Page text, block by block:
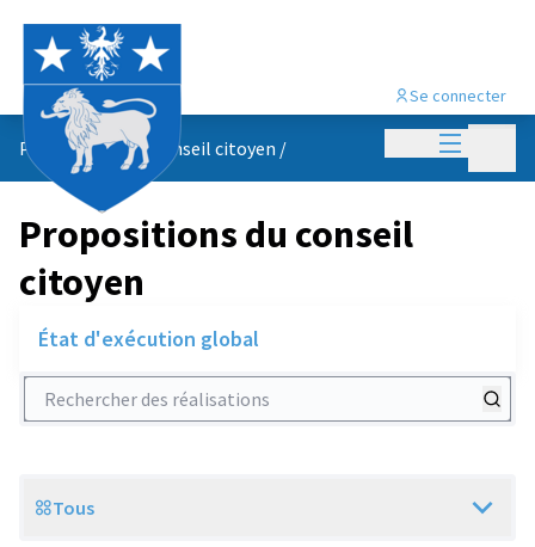
Menu
Se connecter
Propositions du conseil citoyen /
Propositions du conseil
citoyen
État d'exécution global
Rechercher des réalisations
Scope
Tous